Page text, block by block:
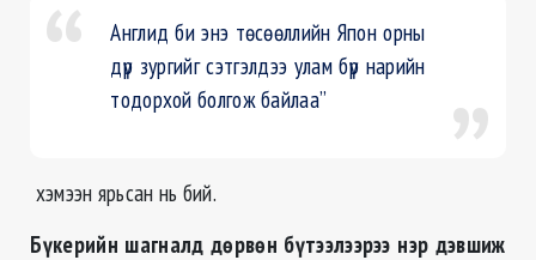
Англид би энэ төсөөллийн Япон орны
дүр зургийг сэтгэлдээ улам бүр нарийн
тодорхой болгож байлаа”
хэмээн ярьсан нь бий.
Бүкерийн шагналд дөрвөн бүтээлээрээ нэр дэвшиж